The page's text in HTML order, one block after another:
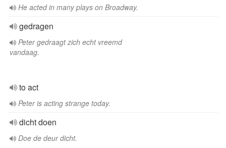
He acted in many plays on Broadway.
gedragen
Peter gedraagt zich echt vreemd
vandaag.
to act
Peter is acting strange today.
dicht doen
Doe de deur dicht.